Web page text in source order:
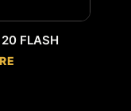
FLASH